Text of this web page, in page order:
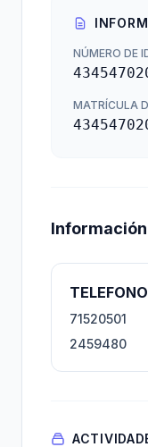
NÚMERO DE
MATRÍCULA
TELEFONO
71520501
2459480